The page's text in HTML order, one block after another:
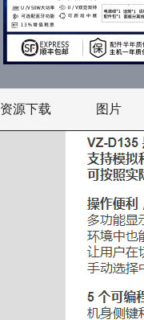
资源下载 图片